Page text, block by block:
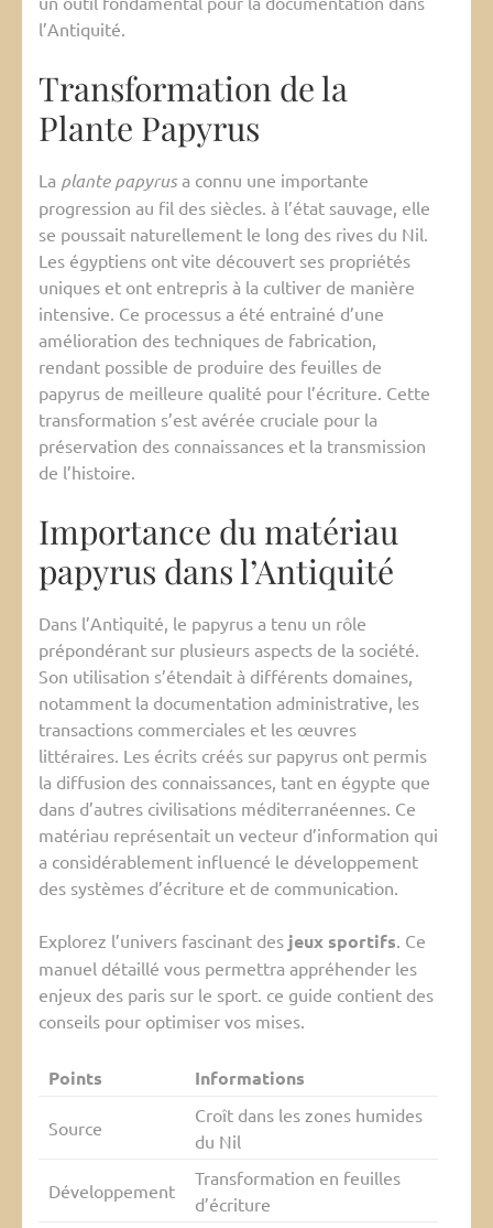
l’Antiquité.
Transformation de la
Plante Papyrus
La plante papyrusa connu une importante
progression au fil des siècles. à l’état sauvage, elle
se poussait naturellement le long des rives du Nil.
Les égyptiens ont vite découvert ses propriétés
uniques et ont entrepris à la cultiver de manière
intensive. Ce processus a été entrainé d’une
amélioration des techniques de fabrication,
rendant possible de produire des feuilles de
papyrus de meilleure qualité pour l’écriture. Cette
transformation s’est avérée cruciale pour la
préservation des connaissances et la transmission
de l’histoire.
Importance du matériau
papyrus dans l’Antiquité
Dans l’Antiquité, le papyrus a tenu un rôle
prépondérant sur plusieurs aspects de la société.
Son utilisation s’étendait à différents domaines,
notamment la documentation administrative, les
transactions commerciales et les œuvres
littéraires. Les écrits créés sur papyrus ont permis
la diffusion des connaissances, tant en égypte que
dans d’autres civilisations méditerranéennes. Ce
matériau représentait un vecteur d’information qui
a considérablement influencé le développement
des systèmes d’écriture et de communication.
Explorez l’univers fascinant des jeux sportifs. Ce
manuel détaillé vous permettra appréhender les
enjeux des paris sur le sport. ce guide contient des
conseils pour optimiser vos mises.
Points Informations
Source
Croît dans les zones humides
du Nil
Développement
Transformation en feuilles
d’écriture